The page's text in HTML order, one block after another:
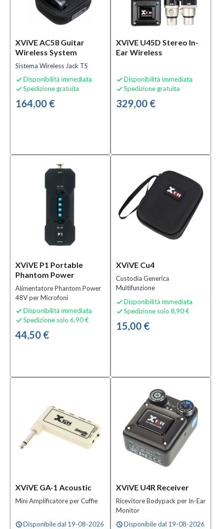
XViVE AC58 Guitar
Wireless System
Sistema Wireless Jack TS
 Disponibilità immediata
 Spedizione gratuita
164,00 €
XViVE U45D Stereo In-
Ear Wireless
 Disponibilità immediata
 Spedizione gratuita
329,00 €
XViVE P1 Portable
Phantom Power
Alimentatore Phantom Power
48V per Microfoni
 Disponibilità immediata
 Spedizione solo 6,90 €
44,50 €
XViVE Cu4
Custodia Generica
Multifunzione
 Disponibilità immediata
 Spedizione solo 8,90 €
15,00 €
XViVE GA-1 Acoustic
Mini Amplificatore per Cuffie
scheduleDisponibile dal 19-08-2026
XViVE U4R Receiver
Ricevitore Bodypack per In-Ear
Monitor
scheduleDisponibile dal 19-08-2026